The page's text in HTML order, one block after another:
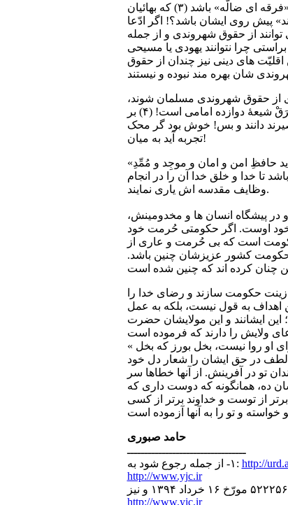
باید از جمهوری اسلامی ایران پرسید، برفرض محال که این ادعایشان درست باشد و «دیانت بهائی» به زعم ایشان «فرقه ای ضالّه» باشد (٣) که بهائیان
پیش روی ایشان باشد؟! اگر ادّعا
از حقوق شهروندی و از جمله
چرا نتوانند یهودی یا مسیحی
های دینی نیز چندان از حقوق
از حقوق شهروندی مسلمان شوند،
چرا حتماً باید فرقۀ شیعه را بپذیرند؟! در اسلام طبق تحقیقی، حدّاقل ۴٨٠ فرقۀ وجود دارد که فقط یکی از این فِرَقْ شیعۀ دوازده امامی است! (۴) بر
دانند و بس! خوش بود گر محک
تجربه آید به میان!
«حکومت» نزد خدا و نزد عقلای منصفِ عالَم، از احترام و مقام خاصّی برخوردار است. زیرا قانوناً و از نظر انسانی باید حافظِ امن و امان و موجِد و مُمِّدِ
تا خدا و خلق خدا آن را در انجام
وظایف مقدسه اش یاری نمایند.
و در پیشگاه انسان ها و مخدومینش،
اوست. اگر حکومتی حُرمت خود
حکومت است که بی حُرمت و عاری از
حکومت کشور عزیزشان چنین باشد.
حکومت سازند و رضای خدا را
به قول نیست، بلکه به عمل
این ایشانند و این مولایشان حضرت
« باید بهترین اندوخته‌ها در نزد تو، اندوخته کار نیک باشد. پس زمام هواهای نفس خویش فروگیر و بر نفس خود، در آنچه برای او روا نیست، بخل بورز که بخل
لطف در حق ایشان را شعار دل خود
تو در آفرینش. از آنها خطاها سر
ده، همانگونه که دوست داری که
از توست و خداوند برتر از کسی
حامد صبوری
ــــــــــــــــــــــــــــــــــ
١- از جمله رجوع شود به: http://
http://www.yjc.ir
http://www.yjc.ir